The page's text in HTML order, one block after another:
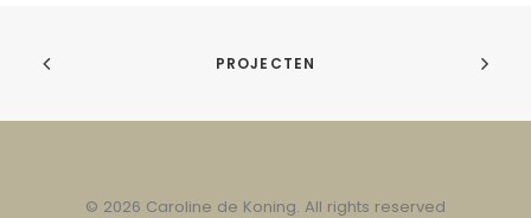
PROJECTEN
© 2026 Caroline de Koning. All rights reserved